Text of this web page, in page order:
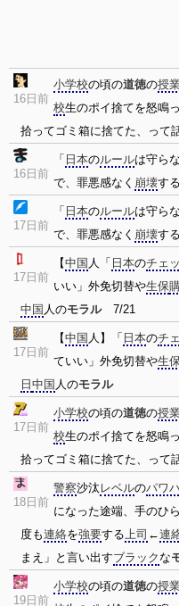
16日前
小学校の頃の道徳の授
校生のポイ捨てを怒鳴
拾ってゴミ箱に捨てた、って
16日前
「 日本のルールは守ら
で、罪悪感なく 崩壊する
17日前
「 日本のルールは守ら
で、罪悪感なく 崩壊する
17日前
【中国 人「 日本のチェ
いい」外免切替や生保
中国 人のモラル7/21
17日前
【中国 人】「 日本のチ
ていい」外免切替や生
日 中国 人のモラル
17日前
小学校の頃の道徳の授
校生のポイ捨てを怒鳴
拾ってゴミ箱に捨てた、って
18日前
警察沙汰 レベルのパワ
になった途端、手のひ
度も連絡を強要する上司 ←連
まえ」と言い出すブラックな
19日前
小学校の頃の道徳の授